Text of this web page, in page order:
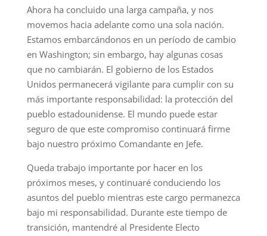
Ahora ha concluido una larga campaña, y nos
movemos hacia adelante como una sola nación.
Estamos embarcándonos en un período de cambio
en Washington; sin embargo, hay algunas cosas
que no cambiarán. El gobierno de los Estados
Unidos permanecerá vigilante para cumplir con su
más importante responsabilidad: la protección del
pueblo estadounidense. El mundo puede estar
seguro de que este compromiso continuará firme
bajo nuestro próximo Comandante en Jefe.
Queda trabajo importante por hacer en los
próximos meses, y continuaré conduciendo los
asuntos del pueblo mientras este cargo permanezca
bajo mi responsabilidad. Durante este tiempo de
transición, mantendré al Presidente Electo